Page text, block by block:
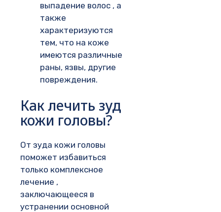
выпадение волос , а
также
характеризуются
тем, что на коже
имеются различные
раны, язвы, другие
повреждения.
Как лечить зуд
кожи головы?
От зуда кожи головы
поможет избавиться
только комплексное
лечение ,
заключающееся в
устранении основной